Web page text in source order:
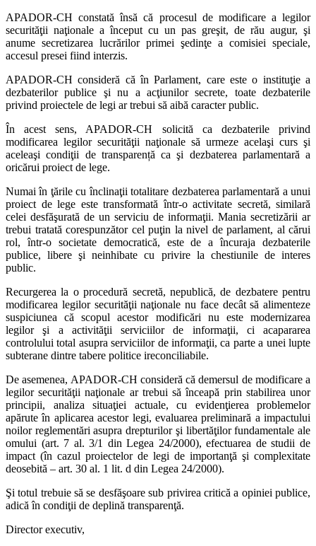
APADOR-CH constată însă că procesul de modificare a legilor
securităţii naţionale a început cu un pas greşit, de rău augur, şi
anume secretizarea lucrărilor primei şedinţe a comisiei speciale,
accesul presei fiind interzis.
APADOR-CH consideră că în Parlament, care este o instituţie a
dezbaterilor publice şi nu a acţiunilor secrete, toate dezbaterile
privind proiectele de legi ar trebui să aibă caracter public.
În acest sens, APADOR-CH solicită ca dezbaterile privind
modificarea legilor securităţii naţionale să urmeze acelaşi curs şi
aceleaşi condiţii de transparență ca şi dezbaterea parlamentară a
oricărui proiect de lege.
Numai în ţările cu înclinaţii totalitare dezbaterea parlamentară a unui
proiect de lege este transformată într-o activitate secretă, similară
celei desfăşurată de un serviciu de informaţii. Mania secretizării ar
trebui tratată corespunzător cel puţin la nivel de parlament, al cărui
rol, într-o societate democratică, este de a încuraja dezbaterile
publice, libere şi neinhibate cu privire la chestiunile de interes
public.
Recurgerea la o procedură secretă, nepublică, de dezbatere pentru
modificarea legilor securităţii naţionale nu face decât să alimenteze
suspiciunea că scopul acestor modificări nu este modernizarea
legilor şi a activităţii serviciilor de informaţii, ci acapararea
controlului total asupra serviciilor de informaţii, ca parte a unei lupte
subterane dintre tabere politice ireconciliabile.
De asemenea, APADOR-CH consideră că demersul de modificare a
legilor securităţii naţionale ar trebui să înceapă prin stabilirea unor
principii, analiza situaţiei actuale, cu evidenţierea problemelor
apărute în aplicarea acestor legi, evaluarea preliminară a impactului
noilor reglementări asupra drepturilor şi libertăţilor fundamentale ale
omului (art. 7 al. 3/1 din Legea 24/2000), efectuarea de studii de
impact (în cazul proiectelor de legi de importanţă şi complexitate
deosebită – art. 30 al. 1 lit. d din Legea 24/2000).
Şi totul trebuie să se desfăşoare sub privirea critică a opiniei publice,
adică în condiţii de deplină transparenţă.
Director executiv,